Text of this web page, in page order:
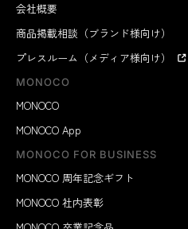
会社概要
商品掲載相談（ブランド様向け）
プレスルーム（メディア様向け）
MONOCO
MONOCO
MONOCO App
MONOCO FOR BUSINESS
MONOCO 周年記念ギフト
MONOCO 社内表彰